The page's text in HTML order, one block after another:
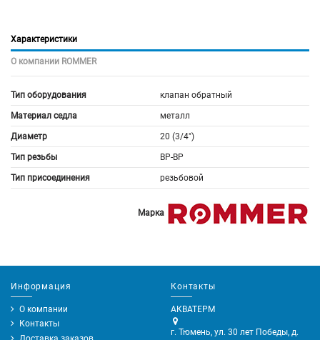
Характеристики
О компании ROMMER
Тип оборудования клапан обратный
Материал седла металл
Диаметр 20 (3/4")
Тип резьбы ВР-ВР
Тип присоединения резьбовой
Марка
Информация
О компании
Контакты
Контакты
АКВАТЕРМ
г. Тюмень, ул. 30 лет Победы, д.